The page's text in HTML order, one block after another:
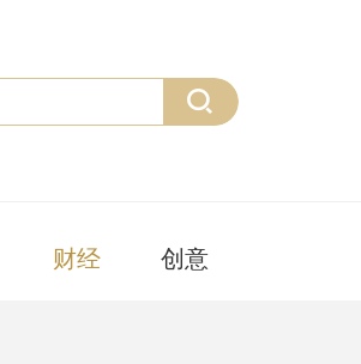
财经 创意